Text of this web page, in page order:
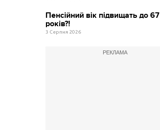
Пенсійний вік підвищать до 67
років?!
3 Серпня 2026
РЕКЛАМА